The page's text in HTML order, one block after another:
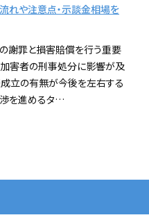
れや注意点・示談金相場を
謝罪と損害賠償を行う重要
加害者の刑事処分に影響が及
立の有無が今後を左右する
渉を進めるタ…